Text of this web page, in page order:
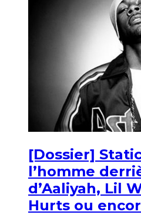
[Dossier]
l’homme
d’Aaliyah, Lil
Hurts ou